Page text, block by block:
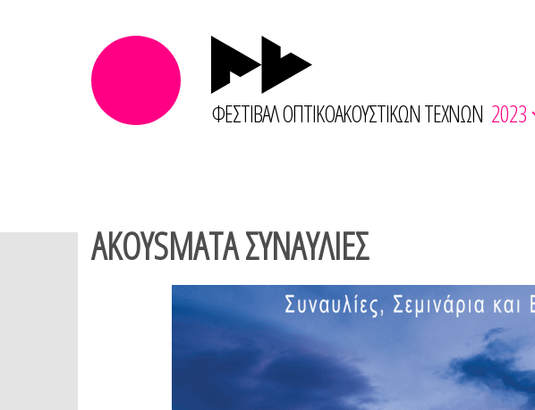
ΦΕΣΤΙΒΑΛ ΟΠΤΙΚΟΑΚΟΥΣΤΙΚΩΝ ΤΕΧΝΩΝ 2023
AKOYSMATA ΣΥΝΑΥΛΙΕΣ